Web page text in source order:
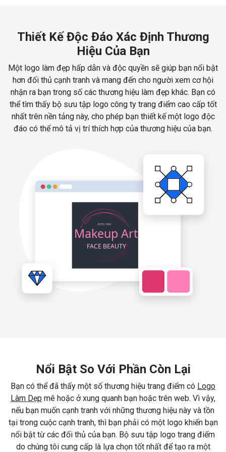
Thiết Kế Độc Đáo Xác Định Thương
Hiệu Của Bạn
Một logo làm đẹp hấp dẫn và độc quyền sẽ giúp bạn nổi bật
hơn đối thủ cạnh tranh và mang đến cho người xem cơ hội
nhận ra bạn trong số các thương hiệu làm đẹp khác. Bạn có
thể tìm thấy bộ sưu tập logo công ty trang điểm cao cấp tốt
nhất trên nền tảng này, cho phép bạn thiết kế một logo độc
đáo có thể mô tả vị trí thích hợp của thương hiệu của bạn.
Nổi Bật So Với Phần Còn Lại
Bạn có thể đã thấy một số thương hiệu trang điểm có Logo
Làm Dẹp mê hoặc ở xung quanh bạn hoặc trên web. Vì vậy,
nếu bạn muốn cạnh tranh với những thương hiệu này và tồn
tại trong cuộc cạnh tranh, thì bạn phải có một logo khiến bạn
nổi bật từ các đối thủ của bạn. Bộ sưu tập logo trang điểm
do chúng tôi cung cấp là lựa chọn tốt nhất để tạo ra một